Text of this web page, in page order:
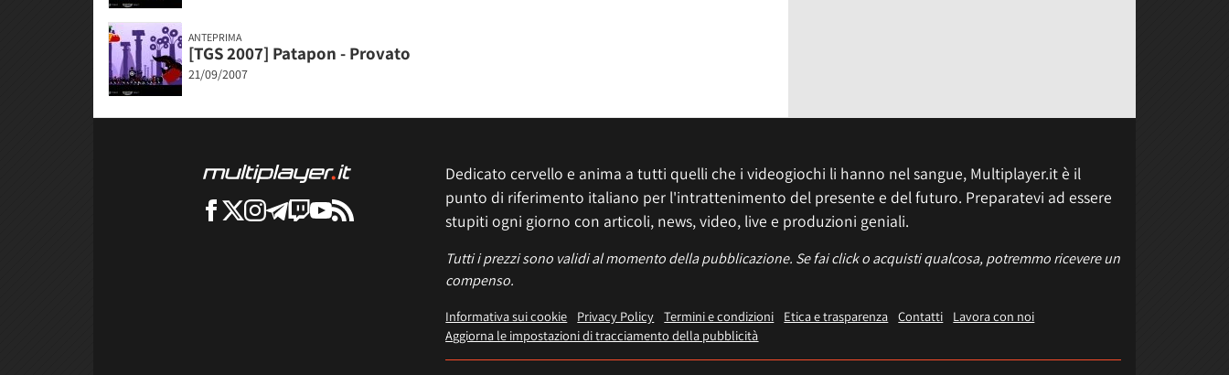
ANTEPRIMA
[TGS 2007] Patapon - Provato
21/09/2007
Dedicato cervello e anima a tutti quelli che i videogiochi li hanno nel sangue, Multiplayer.it è il
punto di riferimento italiano per l'intrattenimento del presente e del futuro. Preparatevi ad essere
stupiti ogni giorno con articoli, news, video, live e produzioni geniali.
Tutti i prezzi sono validi al momento della pubblicazione. Se fai click o acquisti qualcosa, potremmo ricevere un
compenso.
Informativa sui cookie Privacy Policy Termini e condizioni Etica e trasparenza Contatti
Lavora con noi
Aggiorna le impostazioni di tracciamento della pubblicità